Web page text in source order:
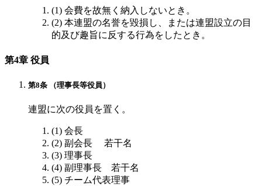
(1) 会費を故無く納入しないとき。
(2) 本連盟の名誉を毀損し、または連盟設立の目
的及び趣旨に反する行為をしたとき。
第4章 役員
第8条 （理事長等役員）
連盟に次の役員を置く。
(1) 会長
(2) 副会長 若干名
(3) 理事長
(4) 副理事長 若干名
(5) チーム代表理事